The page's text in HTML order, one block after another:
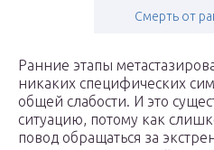
Смерть от
Ранние этапы
никаких специфических
общей слабости. И это
ситуацию, потому как
повод обращаться за